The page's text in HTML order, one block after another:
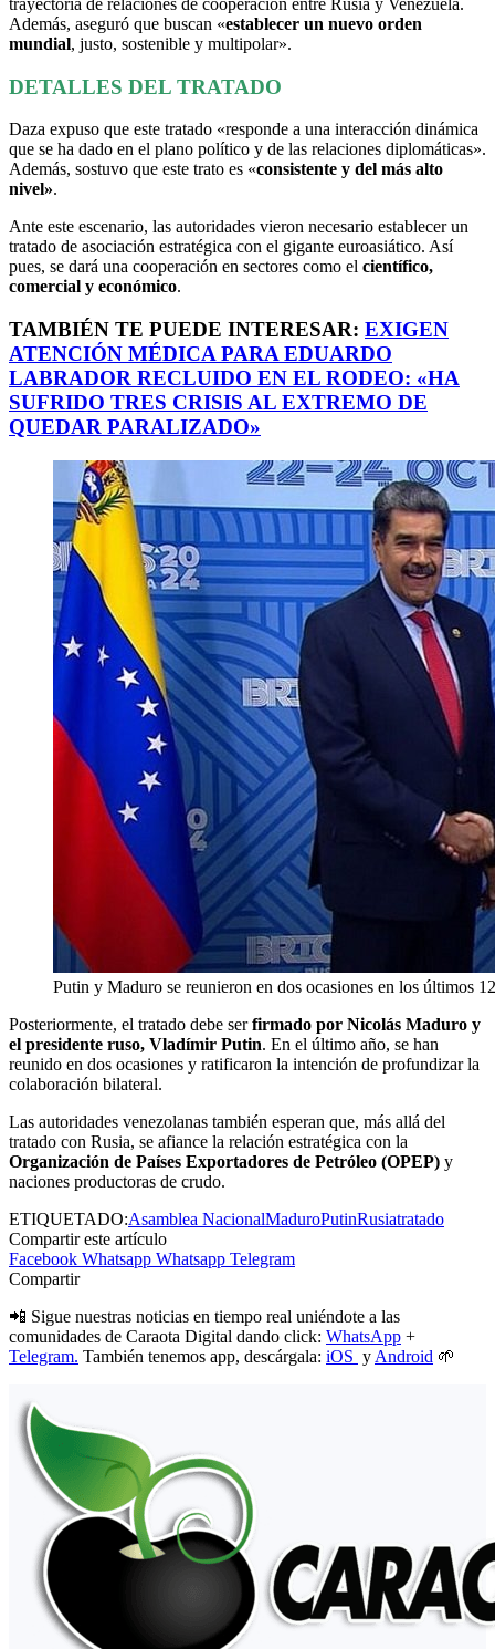
Además, aseguró que buscan «establecer un nuevo orden
mundial, justo, sostenible y multipolar».
DETALLES DEL TRATADO
Daza expuso que este tratado «responde a una interacción dinámica
que se ha dado en el plano político y de las relaciones diplomáticas».
Además, sostuvo que este trato es «consistente y del más alto
nivel».
Ante este escenario, las autoridades vieron necesario establecer un
tratado de asociación estratégica con el gigante euroasiático. Así
pues, se dará una cooperación en sectores como el científico,
comercial y económico.
TAMBIÉN TE PUEDE INTERESAR: EXIGEN
ATENCIÓN MÉDICA PARA EDUARDO
LABRADOR RECLUIDO EN EL RODEO: «HA
SUFRIDO TRES CRISIS AL EXTREMO DE
QUEDAR PARALIZADO»
Putin y Maduro se reunieron en dos ocasiones en los últimos
Posteriormente, el tratado debe serfirmado por Nicolás Maduro y
el presidente ruso, Vladímir Putin. En el último año, se han
reunido en dos ocasiones y ratificaron la intención de profundizar la
colaboración bilateral.
Las autoridades venezolanas también esperan que, más allá del
tratado con Rusia, se afiance la relación estratégica con la
Organización de Países Exportadores de Petróleo (OPEP) y
naciones productoras de crudo.
ETIQUETADO:Asamblea NacionalMaduroPutinRusiatratado
Compartir este artículo
Facebook Whatsapp Whatsapp Telegram
Compartir
📲 Sigue nuestras noticias en tiempo real uniéndote a las
comunidades de Caraota Digital dando click: WhatsApp +
Telegram. También tenemos app, descárgala: iOS y Android 🌱